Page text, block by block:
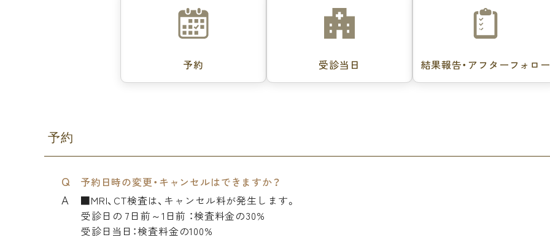
予約 受診当日 結果報告・アフターフォロー
予約
予約日時の変更・キャンセルはできますか？
■MRI、CT検査は、キャンセル料が発生します。
受診日の 7日前～1日前 ：検査料金の30%
受診日当日：検査料金の100%